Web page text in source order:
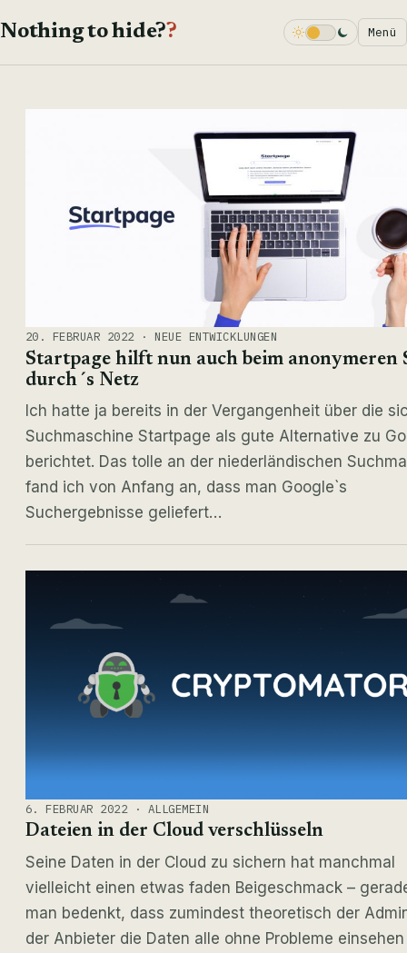
Nothing to hide?? Dark Mode Menü
20. FEBRUAR 2022 · NEUE ENTWICKLUNGEN
Startpage hilft nun auch beim anonymeren
durch´s Netz
Ich hatte ja bereits in der Vergangenheit über die
Suchmaschine Startpage als gute Alternative zu
berichtet. Das tolle an der niederländischen
fand ich von Anfang an, dass man Google`s
Suchergebnisse geliefert…
6. FEBRUAR 2022 · ALLGEMEIN
Dateien in der Cloud verschlüsseln
Seine Daten in der Cloud zu sichern hat manchmal
vielleicht einen etwas faden Beigeschmack –
man bedenkt, dass zumindest theoretisch der
der Anbieter die Daten alle ohne Probleme